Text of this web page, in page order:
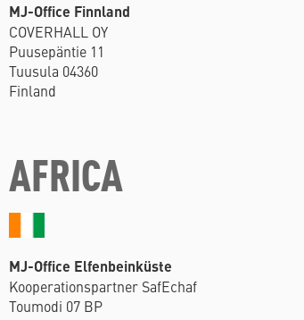
MJ-Office Finnland
COVERHALL OY
Puusepäntie 11
Tuusula 04360
Finland
AFRICA
MJ-Office Elfenbeinküste
Kooperationspartner SafEchaf
Toumodi 07 BP